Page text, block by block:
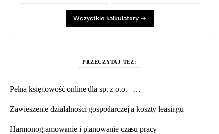
Wszystkie kalkulatory →
PRZECZYTAJ TEŻ:
Pełna księgowość online dla sp. z o.o. –…
Zawieszenie działalności gospodarczej a koszty leasingu
Harmonogramowanie i planowanie czasu pracy